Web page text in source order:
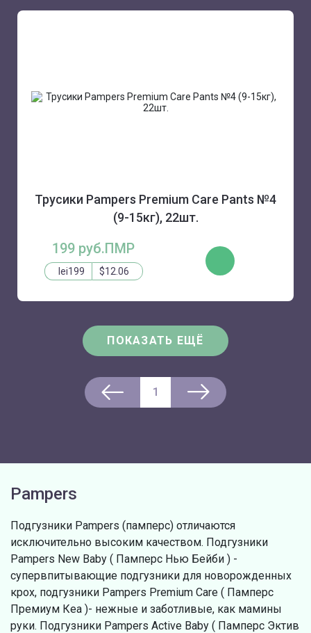
Трусики Pampers Premium Care Pants №4
(9-15кг), 22шт.
199 руб.ПМР
lei199 $12.06
КУПИТЬ
1
ПОКАЗАТЬ ЕЩЁ
Pampers
Подгузники Pampers (памперс) отличаются
исключительно высоким качеством. Подгузники
Pampers New Baby ( Памперс Нью Бейби ) -
супервпитывающие подгузники для новорожденных
крох, подгузники Pampers Premium Care ( Памперс
Премиум Кеа )- нежные и заботливые, как мамины
руки. Подгузники Pampers Active Baby ( Памперс Эктив